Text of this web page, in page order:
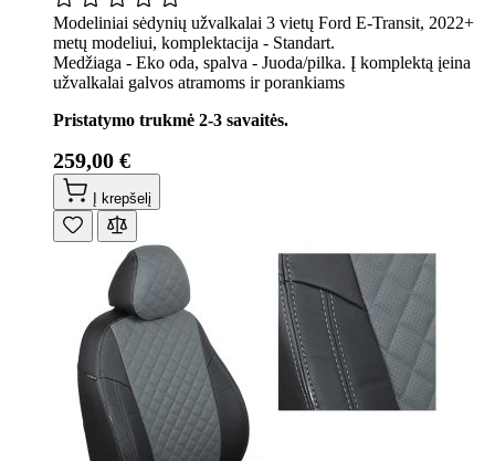
Modeliniai sėdynių užvalkalai 3 vietų Ford E-Transit, 2022+
metų modeliui, komplektacija - Standart.
Medžiaga - Eko oda, spalva - Juoda/pilka. Į komplektą įeina
užvalkalai galvos atramoms ir porankiams
Pristatymo trukmė 2-3 savaitės.
259,00 €
Į krepšelį